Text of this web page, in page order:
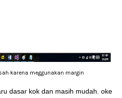
karena meggunakan margin
dasar kok dan masih mudah. oke